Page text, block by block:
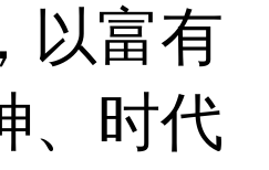
以富有
、时代